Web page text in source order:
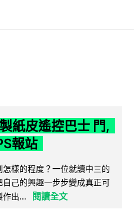
紙皮遙控巴士 門,
報站
樣的程度？一位就讀中三的
己的興趣一步步變成真正可
作出...
閱讀全文